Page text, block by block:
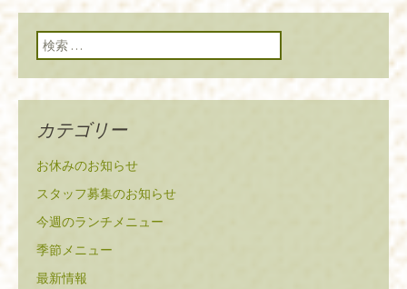
ン
検索:
カテゴリー
お休みのお知らせ
スタッフ募集のお知らせ
今週のランチメニュー
季節メニュー
最新情報